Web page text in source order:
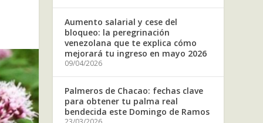
Aumento salarial y cese del
bloqueo: la peregrinación
venezolana que te explica cómo
mejorará tu ingreso en mayo 2026
09/04/2026
Palmeros de Chacao: fechas clave
para obtener tu palma real
bendecida este Domingo de Ramos